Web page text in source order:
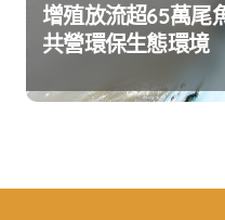
增殖放流超65萬尾
共營環保生態環境